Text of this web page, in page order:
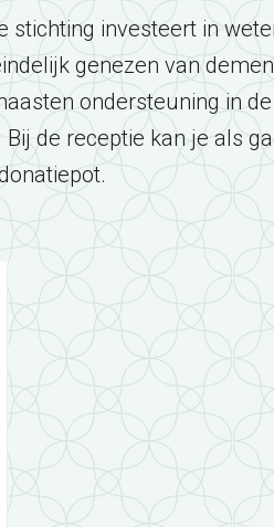
stichting investeert in
genezen van
ondersteuning in
de receptie kan je als